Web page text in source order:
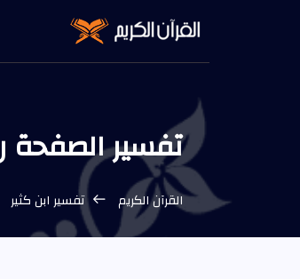
تفسير الصفحة رقم 517
القرآن الكريم تفسير ابن كثير